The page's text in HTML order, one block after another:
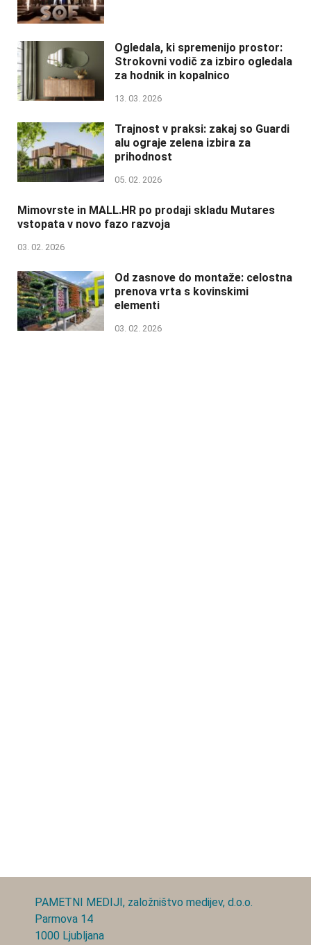
Ogledala, ki spremenijo prostor:
Strokovni vodič za izbiro ogledala
za hodnik in kopalnico
13. 03. 2026
Trajnost v praksi: zakaj so Guardi
alu ograje zelena izbira za
prihodnost
05. 02. 2026
Mimovrste in MALL.HR po prodaji skladu Mutares
vstopata v novo fazo razvoja
03. 02. 2026
Od zasnove do montaže: celostna
prenova vrta s kovinskimi
elementi
03. 02. 2026
PAMETNI MEDIJI, založništvo medijev, d.o.o.
Parmova 14
1000 Ljubljana